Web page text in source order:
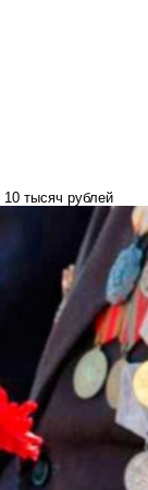
тысяч рублей